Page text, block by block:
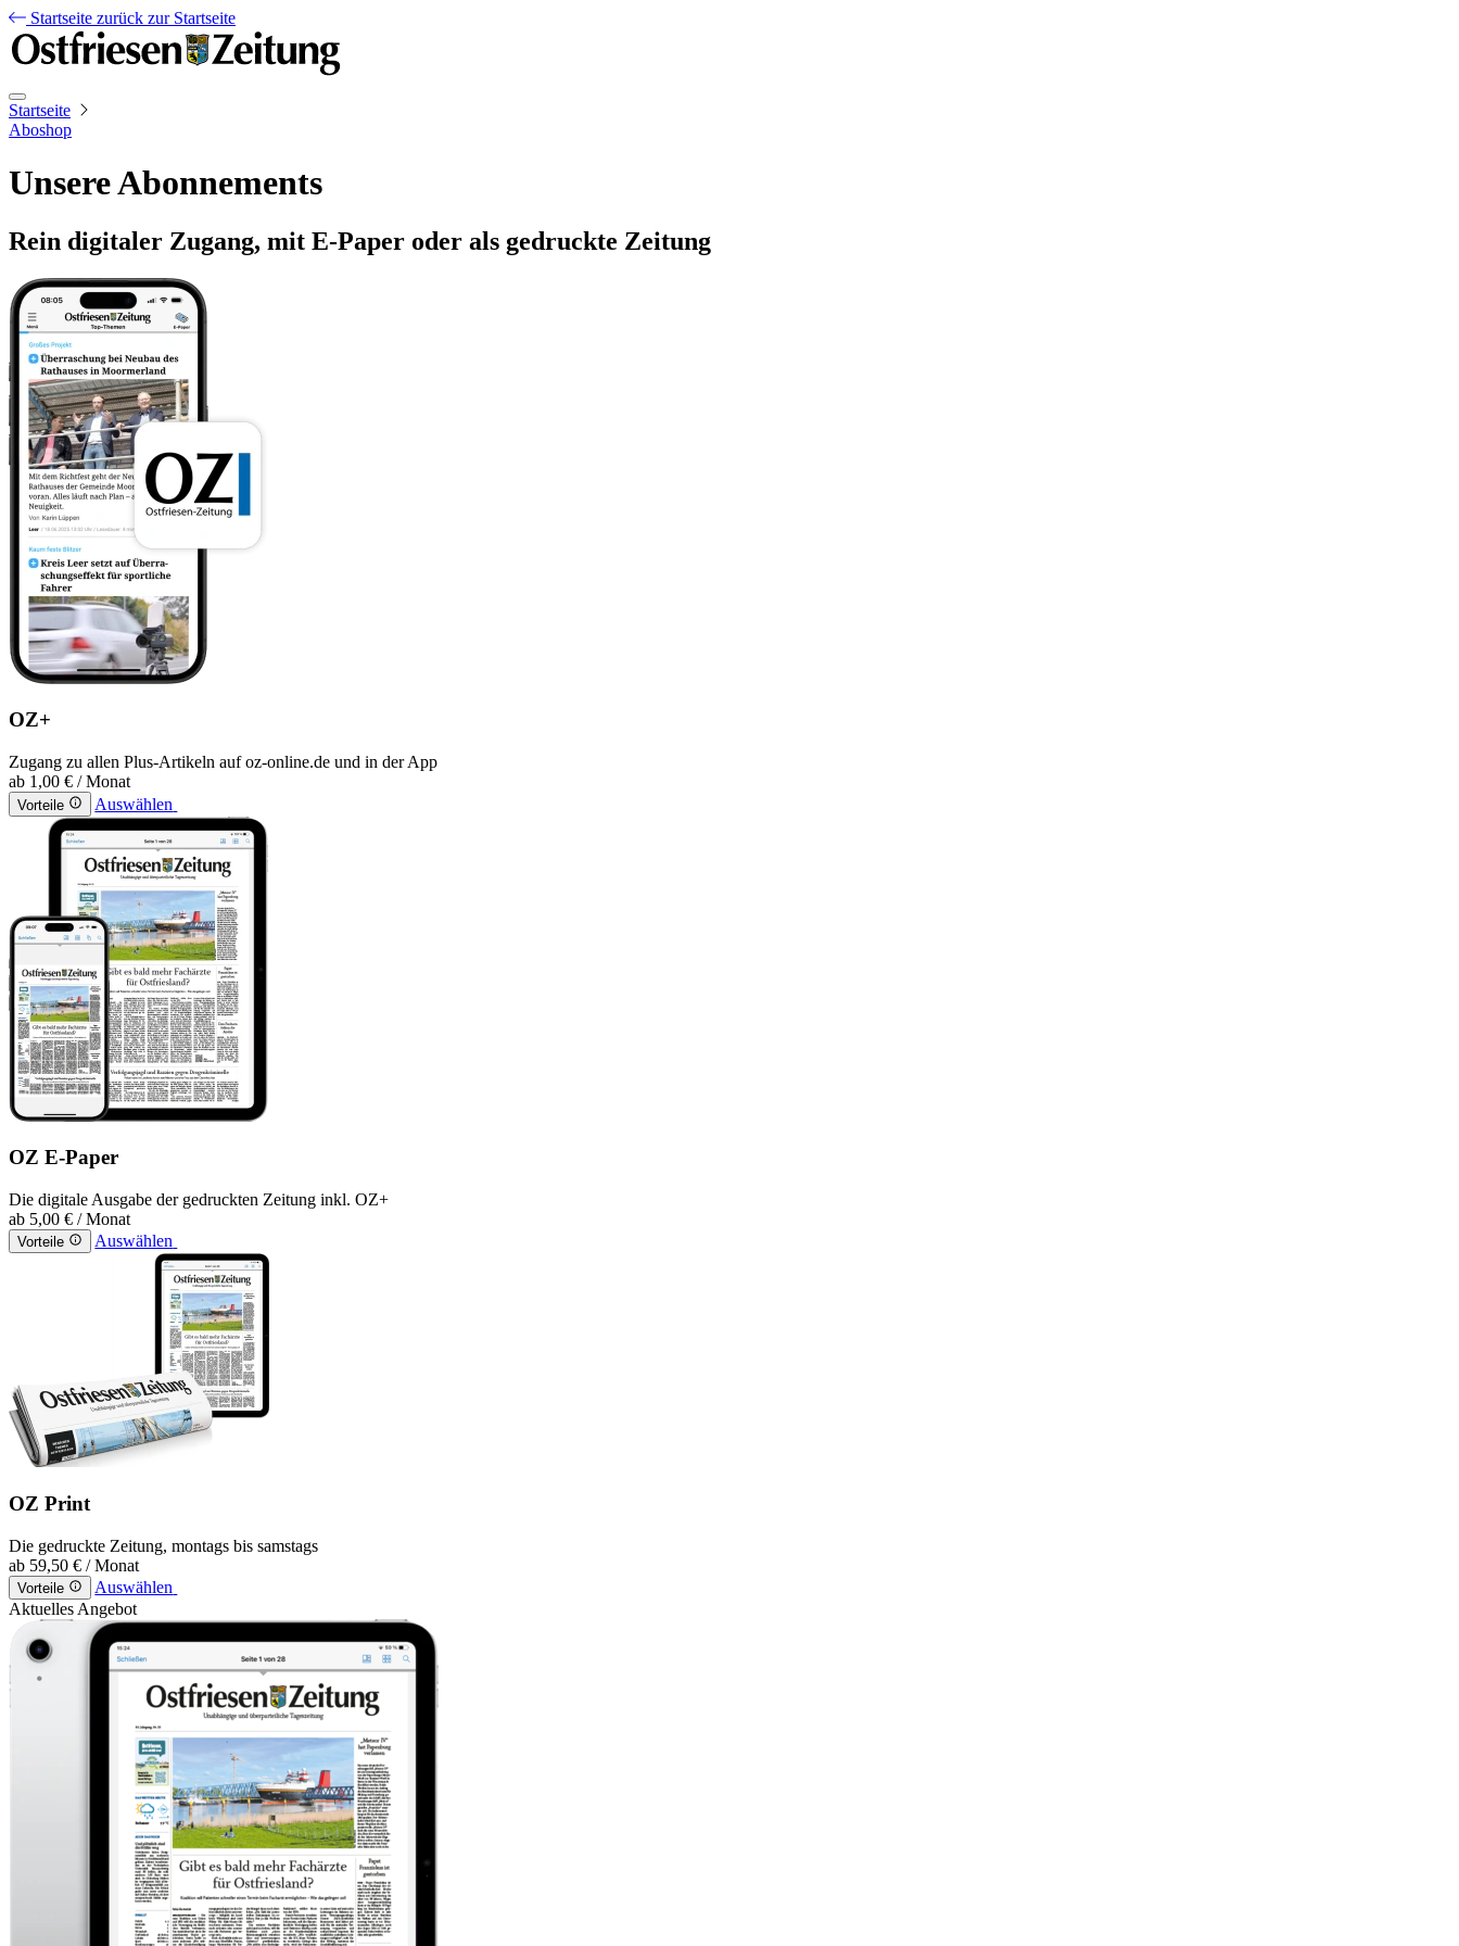
Startseite zurück zur Startseite
Startseite
Aboshop
Unsere Abonnements
Rein digitaler Zugang, mit E-Paper oder als gedruckte Zeitung
OZ+
Zugang zu allen Plus-Artikeln auf oz-online.de und in der App
ab 1,00 € / Monat
Vorteile Auswählen
OZ E-Paper
Die digitale Ausgabe der gedruckten Zeitung inkl. OZ+
ab 5,00 € / Monat
Vorteile Auswählen
OZ Print
Die gedruckte Zeitung, montags bis samstags
ab 59,50 € / Monat
Vorteile
Auswählen
Aktuelles Angebot